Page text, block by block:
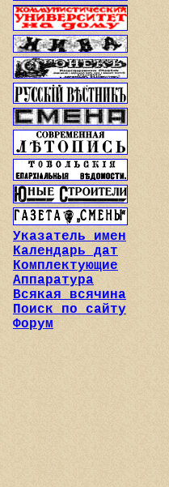
Указатель имен
Календарь дат
Комплектующие
Аппаратура
Всякая всячина
Поиск по сайту
Форум